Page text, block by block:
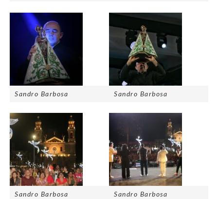
Sandro Barbosa Sandro Barbosa
Sandro Barbosa Sandro Barbosa